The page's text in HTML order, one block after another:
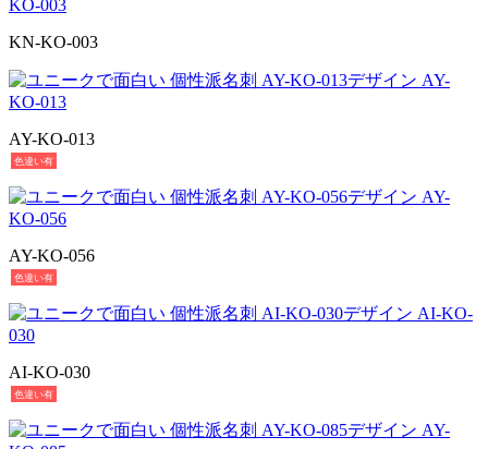
KN-KO-003
AY-KO-013
色違い有
AY-KO-056
色違い有
AI-KO-030
色違い有